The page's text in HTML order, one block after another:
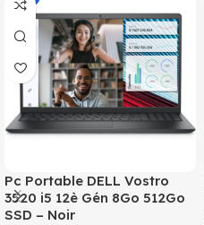
Pc Portable DELL Vostro
3520 i5 12è Gén 8Go 512Go
SSD – Noir